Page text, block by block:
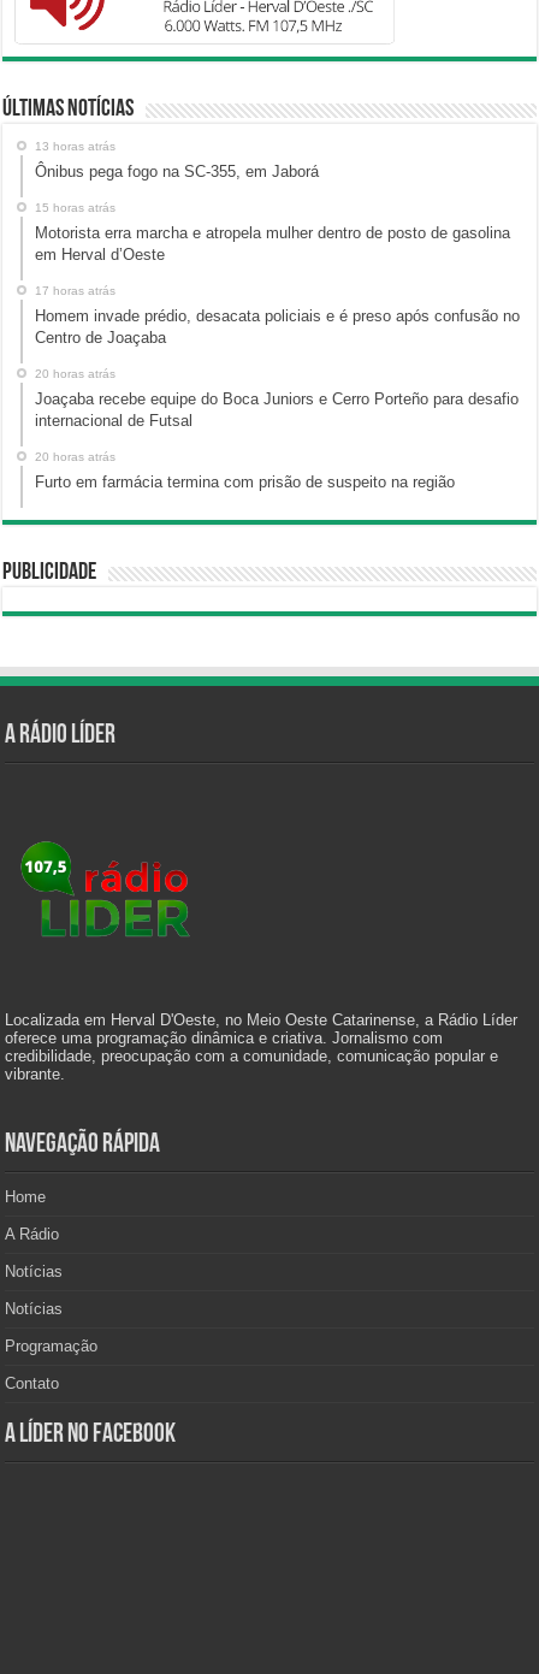
Últimas Notícias
13 horas atrás
Ônibus pega fogo na SC-355, em Jaborá
15 horas atrás
Motorista erra marcha e atropela mulher dentro de posto de gasolina
em Herval d’Oeste
17 horas atrás
Homem invade prédio, desacata policiais e é preso após confusão no
Centro de Joaçaba
20 horas atrás
Joaçaba recebe equipe do Boca Juniors e Cerro Porteño para desafio
internacional de Futsal
20 horas atrás
Furto em farmácia termina com prisão de suspeito na região
Publicidade
A Rádio Líder
Localizada em Herval D'Oeste, no Meio Oeste Catarinense, a Rádio Líder
oferece uma programação dinâmica e criativa. Jornalismo com
credibilidade, preocupação com a comunidade, comunicação popular e
vibrante.
Navegação Rápida
Home
A Rádio
Notícias
Notícias
Programação
Contato
A Líder no Facebook